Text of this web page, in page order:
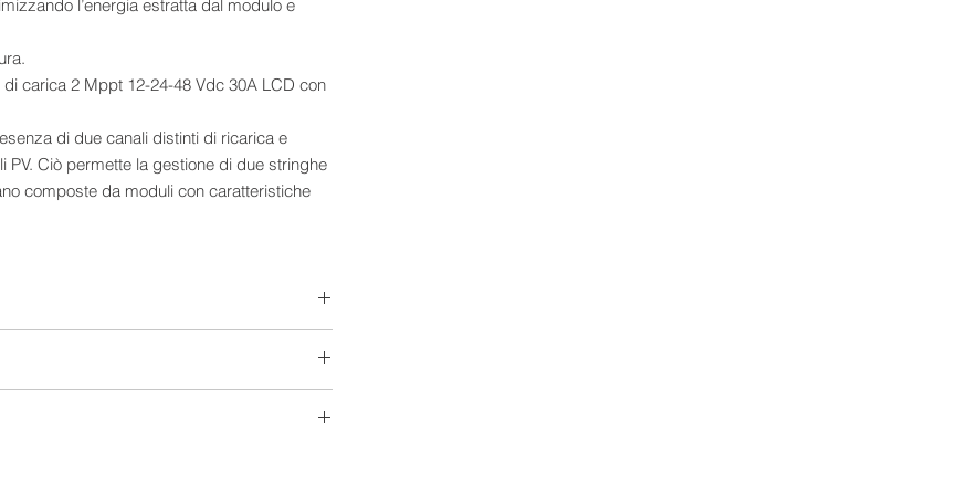
l’energia estratta dal modulo e
di due canali distinti di ricarica e
Ciò permette la gestione di due stringhe
composte da moduli con caratteristiche
numerosi programmi selezionabili
carica per sfruttare l’energia in esubero.
attraverso la quale è possibile accedere a